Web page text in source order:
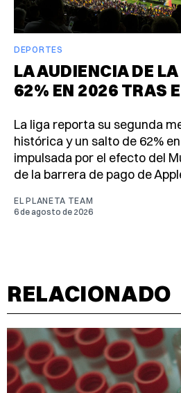
DEPORTES
LA AUDIENCIA DE
62% EN 2026 TRAS
La liga reporta su segunda
histórica y un salto de 62%
impulsada por el efecto del
de la barrera de pago de
EL PLANETA TEAM
6 de agosto de 2026
RELACIONADO